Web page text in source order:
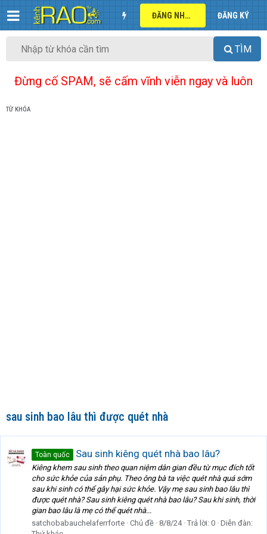
ĐĂNG NHẬP ĐĂNG KÝ
TÌM
Đừng cố SPAM, sẽ cấm vĩnh viễn ngay và luôn
TỪ KHÓA
sau sinh bao lâu thì được quét nhà
Toàn quốc Sau sinh kiêng quét nhà bao lâu?
Kiêng khem sau sinh theo quan niệm dân gian đều từ mục đích tốt
cho sức khỏe của sản phụ. Theo ông bà ta việc quét nhà quá sớm
sau khi sinh có thể gây hại sức khỏe. Vậy mẹ sau sinh bao lâu thì
được quét nhà? Sau sinh kiêng quét nhà bao lâu? Sau khi sinh, thời
gian bao lâu là mẹ có thể quét nhà...
satchobabauchelaferrforte Chủ đề 8/8/24 Trả lời: 0 Diễn đàn: